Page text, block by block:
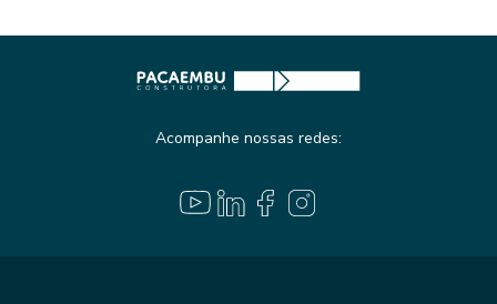
Acompanhe nossas redes: